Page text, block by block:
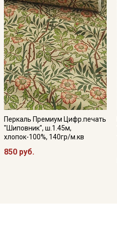
Перкаль Премиум Цифр.печать
"Шиповник", ш.1.45м,
хлопок-100%, 140гр/м.кв
850 руб.